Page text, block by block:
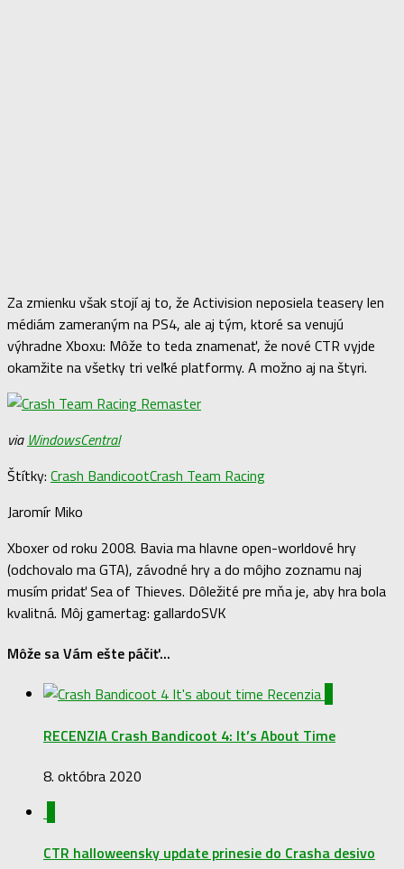
Za zmienku však stojí aj to, že Activision neposiela teasery len
médiám zameraným na PS4, ale aj tým, ktoré sa venujú
výhradne Xboxu: Môže to teda znamenať, že nové CTR vyjde
okamžite na všetky tri veľké platformy. A možno aj na štyri.
via WindowsCentral
Štítky: Crash BandicootCrash Team Racing
Jaromír Miko
Xboxer od roku 2008. Bavia ma hlavne open-worldové hry
(odchovalo ma GTA), závodné hry a do môjho zoznamu naj
musím pridať Sea of Thieves. Dôležité pre mňa je, aby hra bola
kvalitná. Môj gamertag: gallardoSVK
Môže sa Vám ešte páčiť...
RECENZIA Crash Bandicoot 4: It’s About Time
8. októbra 2020
CTR halloweensky update prinesie do Crasha desivo